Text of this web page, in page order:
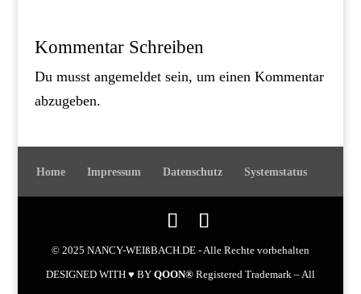
Kommentar Schreiben
Du musst angemeldetsein, um einen Kommentar
abzugeben.
Home Impressum Datenschutz Systemstatus
© 2025 NANCY-WEIßBACH.DE - Alle Rechte vorbehalten
DESIGNED WITH ♥ BY QOON®Registered Trademark – All